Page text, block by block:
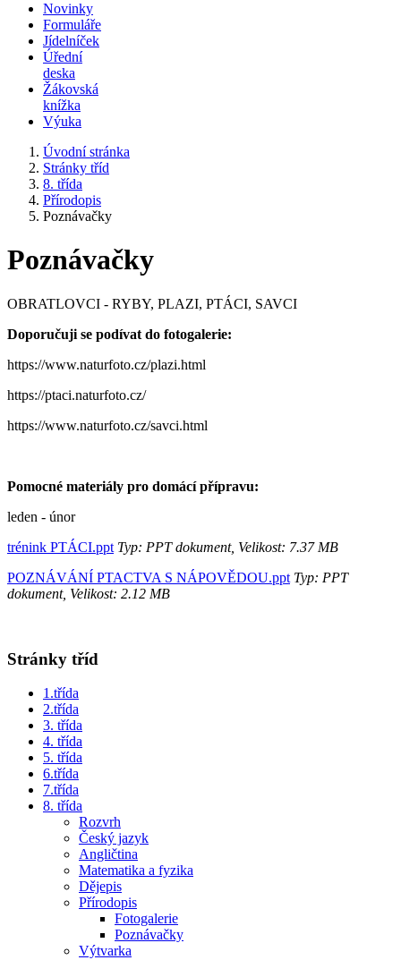
Novinky
Formuláře
Jídelníček
Úřední
deska
Žákovská
knížka
Výuka
Úvodní stránka
Stránky tříd
8. třída
Přírodopis
Poznávačky
Poznávačky
OBRATLOVCI - RYBY, PLAZI, PTÁCI, SAVCI
Doporučuji se podívat do fotogalerie:
https://www.naturfoto.cz/plazi.html
https://ptaci.naturfoto.cz/
https://www.naturfoto.cz/savci.html
Pomocné materiály pro domácí přípravu:
leden - únor
trénink PTÁCI.ppt Typ: PPT dokument, Velikost: 7.37 MB
POZNÁVÁNÍ PTACTVA S NÁPOVĚDOU.ppt Typ: PPT
dokument, Velikost: 2.12 MB
Stránky tříd
1.třída
2.třída
3. třída
4. třída
5. třída
6.třída
7.třída
8. třída
Rozvrh
Český jazyk
Angličtina
Matematika a fyzika
Dějepis
Přírodopis
Fotogalerie
Poznávačky
Výtvarka